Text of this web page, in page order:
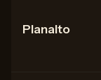
Planalto